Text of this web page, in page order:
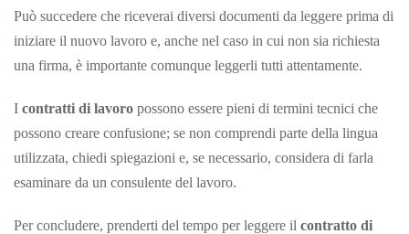
Può succedere che riceverai diversi documenti da leggere prima di
iniziare il nuovo lavoro e, anche nel caso in cui non sia richiesta
una firma, è importante comunque leggerli tutti attentamente.
I contratti di lavoro possono essere pieni di termini tecnici che
possono creare confusione; se non comprendi parte della lingua
utilizzata, chiedi spiegazioni e, se necessario, considera di farla
esaminare da un consulente del lavoro.
Per concludere, prenderti del tempo per leggere il contratto di